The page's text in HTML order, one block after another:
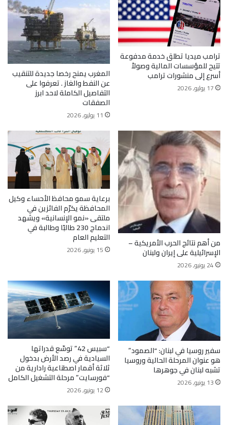
ترامب ميديا تطلق خدمة مدفوعة
تتيح للمؤسسات المالية وصولاً
أسرع إلى منشورات ترامب
17 يوليو, 2026
المغرب يمنح رخصا جديدة للتنقيب
عن النفط والغاز . تعرفوا على
التفاصيل الكاملة لاحد ابرز
الصفقات
11 يوليو, 2026
من أهم نتائج الحرب الأمريكية –
الإسرائيلية على إيران ولبنان
24 يونيو, 2026
برعاية سمو محافظ الأحساء وكيل
المحافظة يكرّم الفائزين في
ملتقى «نمو الإنسانية» ويشهد
اندماج 230 طالبًا وطالبة في
التعليم العام
15 يونيو, 2026
سفير روسيا في لبنان: “الصمود”
هو عنوان المرحلة الحالية وروسيا
تشبه لبنان في جوهرها
13 يونيو, 2026
“سبيس 42” توسّع قدراتها
السيادية في رصد الأرض بدخول
ثلاثة أقمار اصطناعية رادارية من
“فورسايت” مرحلة التشغيل الكامل
12 يونيو, 2026